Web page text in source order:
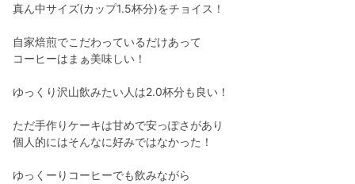
真ん中サイズ(カップ1.5杯分)をチョイス！
自家焙煎でこだわっているだけあって
コーヒーはまぁ美味しい！
ゆっくり沢山飲みたい人は2.0杯分も良い！
ただ手作りケーキは甘めで安っぽさがあり
個人的にはそんなに好みではなかった！
ゆっくーりコーヒーでも飲みながら